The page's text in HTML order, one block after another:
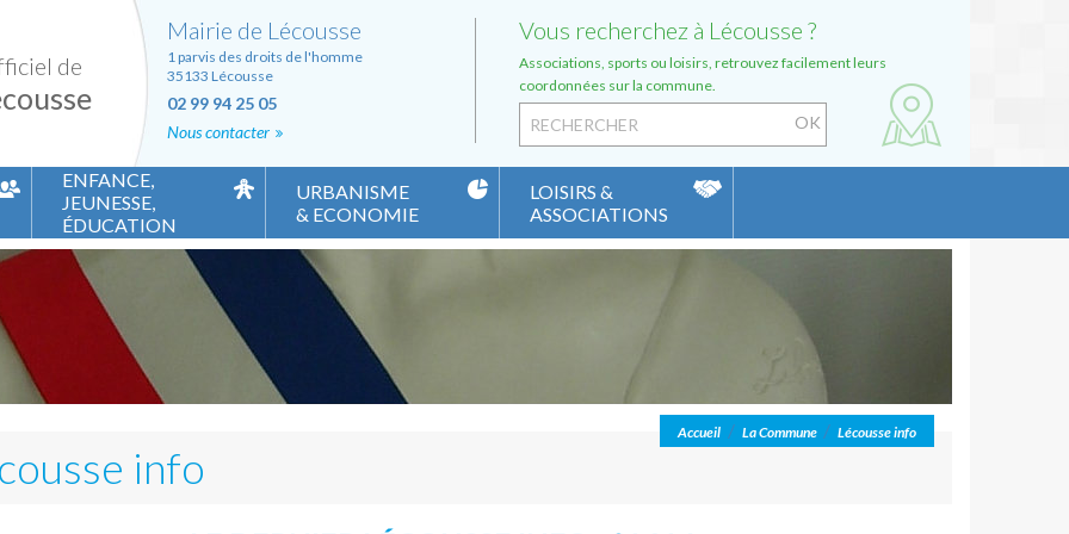
de
Mairie de Lécousse
1 parvis des droits de l'homme
35133 Lécousse
02 99 94 25 05
Nous contacter
Vous recherchez à Lécousse ?
Associations, sports ou loisirs, retrouvez facilement leurs
coordonnées sur la commune.
ENFANCE,
JEUNESSE,
ÉDUCATION
Petite enfance
Nos écoles
Accueil de loisirs et ados
Aides aux jeunes
Les Chantiers à Caractère Educatif (Ex Dispositif Argent de Poche)
Compte carte +
URBANISME
& ECONOMIE
Vos démarches en urbanisme
Urbanisme PLU
Règlement Local de Publicité
Révision du Règlement Local de Publicité
Taxe Locale Publicité Extérieure
Habitat
LOISIRS &
ASSOCIATIONS
Accueil / La Commune / Lécousse info
info